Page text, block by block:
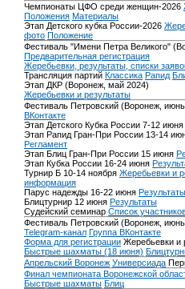
Чемпионаты ЦФО среди женщин-2026
Положения Материалы
Этап Детского кубка России-2026
фото Положение
Фестиваль "Имени Петра Великого"
Предварительная регистрация
Жеребьевки, результаты, списки
Трансляция партий Классика Рапид
Этап ДКР (Воронеж, май 2024)
Жеребьевки и результаты
Фестиваль Петровский (Воронеж,
ВКонтакте
Этап Детского Кубка России 7-12 июня
Этап Рапид Гран-При России 13-14
Регламент
Этап Блиц Гран-При России 15 июня
Этап Кубка России 16-24 июня
Турнир Б 10-14 ноября Жеребьевки и
информация
Парус надежды 16-22 июня Результаты
Блицтурнир 12 июня Результаты
Судейский семинар Список
Фестиваль Петровский (Воронеж,
Telegram-канал Группа ВКонтакте
Форма для регистрации Жеребьевки и
Быстрые шахматы (18 июня)
Апрельский Воронеж Универсиада
Финал чемпионата Воронежской
Быстрые шахматы Блиц